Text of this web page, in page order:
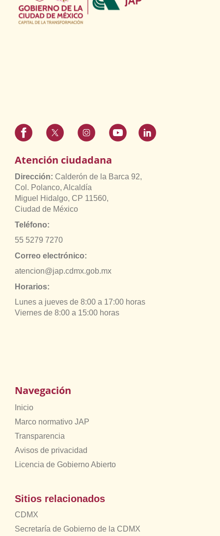
Atención ciudadana
Dirección: Calderón de la Barca 92,
Col. Polanco, Alcaldía
Miguel Hidalgo, CP 11560,
Ciudad de México
Teléfono:
55 5279 7270
Correo electrónico:
atencion@jap.cdmx.gob.mx
Horarios:
Lunes a jueves de 8:00 a 17:00 horas
Viernes de 8:00 a 15:00 horas
Navegación
Inicio
Marco normativo JAP
Transparencia
Avisos de privacidad
Licencia de Gobierno Abierto
Sitios relacionados
CDMX
Secretaría de Gobierno de la CDMX